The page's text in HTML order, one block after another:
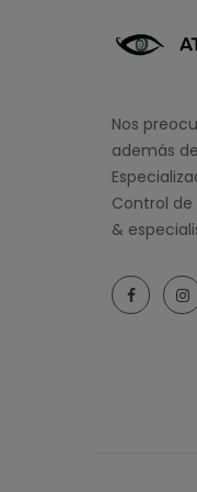
Nos
además
Control de
&